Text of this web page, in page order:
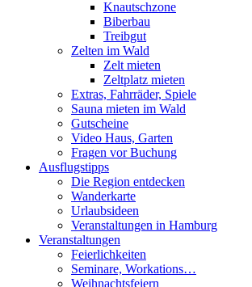
Knautschzone
Biberbau
Treibgut
Zelten im Wald
Zelt mieten
Zeltplatz mieten
Extras, Fahrräder, Spiele
Sauna mieten im Wald
Gutscheine
Video Haus, Garten
Fragen vor Buchung
Ausflugstipps
Die Region entdecken
Wanderkarte
Urlaubsideen
Veranstaltungen in Hamburg
Veranstaltungen
Feierlichkeiten
Seminare, Workations…
Weihnachtsfeiern